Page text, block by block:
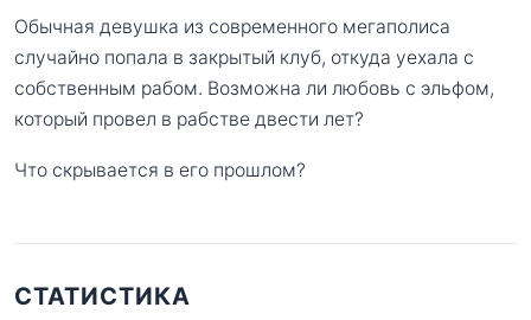
Обычная девушка из современного мегаполиса
случайно попала в закрытый клуб, откуда уехала с
собственным рабом. Возможна ли любовь с эльфом,
который провел в рабстве двести лет?
Что скрывается в его прошлом?
СТАТИСТИКА